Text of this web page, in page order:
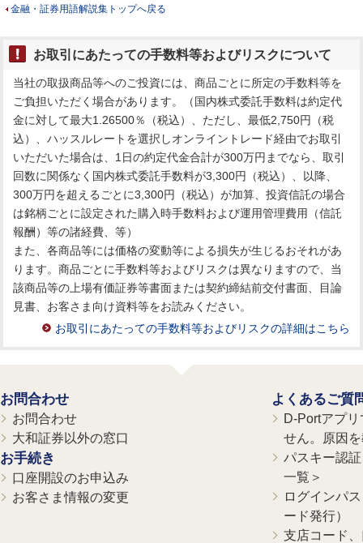
金融・証券用語解説集トップへ戻る
お取引にあたっての手数料等およびリスクについて
当社の取扱商品等へのご投資には、商品ごとに所定の手数料等を
ご負担いただく場合があります。（国内株式委託手数料は約定代
金に対して最大1.26500％（税込）、ただし、最低2,750円（税
込）、ハッスルレートを選択しオンライントレード経由でお取引
いただいた場合は、1日の約定代金合計が300万円までなら、取引
回数に関係なく国内株式委託手数料が3,300円（税込）、以降、
300万円を超えるごとに3,300円（税込）が加算、投資信託の場合
は銘柄ごとに設定された購入時手数料および運用管理費用（信託
報酬）等の諸経費、等）
また、各商品等には価格の変動等による損失が生じるおそれがあ
ります。商品ごとに手数料等およびリスクは異なりますので、当
該商品等の上場有価証券等書面または契約締結前交付書面、目論
見書、お客さま向け資料等をお読みください。
お取引にあたっての手数料等およびリスクの詳細はこちら
お問合わせ
お問合わせ
大和証券以外の窓口
お手続き
口座開設のお申込み
お客さま情報の変更
よくあるご質
D-Portアプ
せん。原因
パスキー認
一覧＞
ログインパ
ード発行）
支店コード